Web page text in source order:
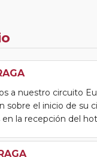
a nuestro circuito
sobre el inicio de su
en la recepción del